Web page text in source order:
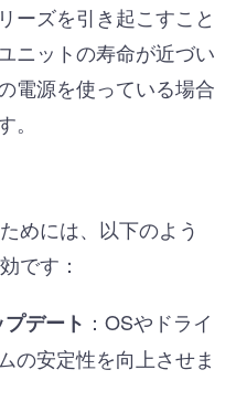
ーズを引き起こすこと
ニットの寿命が近づい
電源を使っている場合
めには、以下のよう
です：
デート ：OSやドライ
の安定性を向上させま